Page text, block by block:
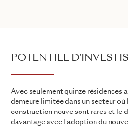
POTENTIEL
Avec seulement quinze résidences
demeure limitée dans un secteur
construction neuve sont rares et le
davantage avec l'adoption du